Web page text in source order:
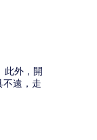
此外，開
不遠，走